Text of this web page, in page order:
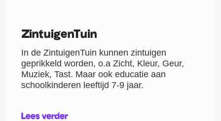
ZintuigenTuin
In de ZintuigenTuin kunnen zintuigen
geprikkeld worden, o.a Zicht, Kleur, Geur,
Muziek, Tast. Maar ook educatie aan
schoolkinderen leeftijd 7-9 jaar.
Lees verder